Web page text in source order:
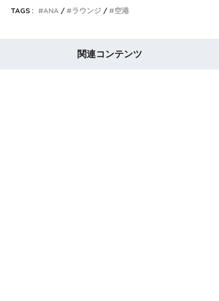
TAGS : ANA ラウンジ 空港
関連コンテンツ